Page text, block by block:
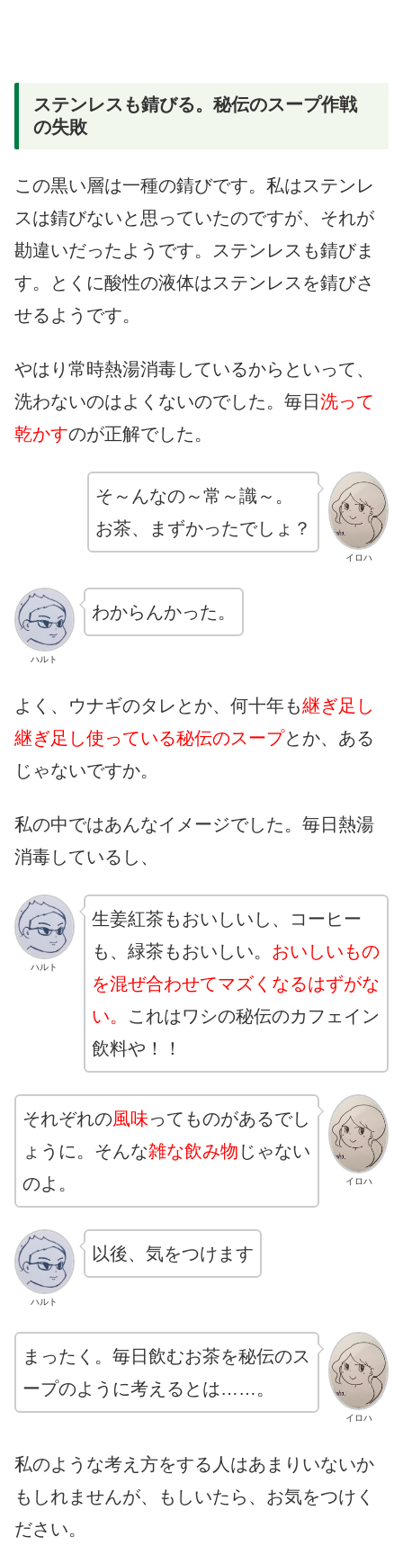
ステンレスも錆びる。秘伝のスープ作戦
の失敗
この黒い層は一種の錆びです。私はステンレ
スは錆びないと思っていたのですが、それが
勘違いだったようです。ステンレスも錆びま
す。とくに酸性の液体はステンレスを錆びさ
せるようです。
やはり常時熱湯消毒しているからといって、
洗わないのはよくないのでした。毎日洗って
乾かすのが正解でした。
イロハ
そ～んなの～常～識～。
お茶、まずかったでしょ？
ハルト
わからんかった。
よく、ウナギのタレとか、何十年も継ぎ足し
継ぎ足し使っている秘伝のスープとか、ある
じゃないですか。
私の中ではあんなイメージでした。毎日熱湯
消毒しているし、
ハルト
生姜紅茶もおいしいし、コーヒー
も、緑茶もおいしい。 おいしいもの
を混ぜ合わせてマズくなるはずがな
い。
これはワシの秘伝のカフェイン
飲料や！！
イロハ
それぞれの風味ってものがあるでし
ょうに。そんな雑な飲み物 じゃない
のよ。
ハルト
以後、気をつけます
イロハ
まったく。毎日飲むお茶を秘伝のス
ープのように考えるとは……。
私のような考え方をする人はあまりいないか
もしれませんが、もしいたら、お気をつけく
ださい。